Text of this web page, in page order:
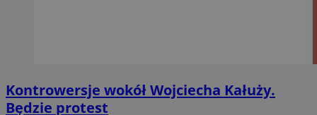
Kontrowersje wokół Wojciecha Kałuży.
Będzie protest